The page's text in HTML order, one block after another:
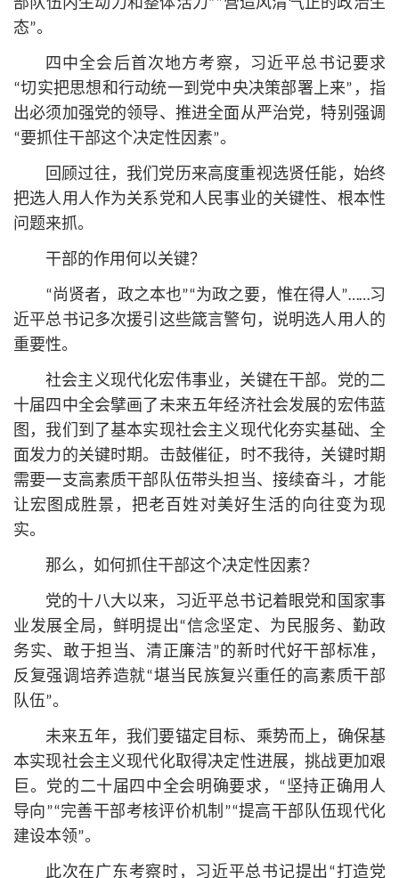
部队伍内生动力和整体活力”“营造风清气正的政治生
态”。
四中全会后首次地方考察，习 近平总 书记要求
“切实把思想和行动统一到党中央决策部署上来”，指
出必须加强党的领导、推进全面从严治党，特别强调
“要抓住干部这个决定性因素”。
回顾过往，我们党历来高度重视选贤任能，始终
把选人用人作为关系党和人民事业的关键性、根本性
问题来抓。
干部的作用何以关键？
“尚贤者，政之本也”“为政之要，惟在得人”……习
近平总书记多次援引这些箴言警句，说明选人用人的
重要性。
社会主义现代化宏伟事业，关键在干部。党的二
十届四中全会擘画了未来五年经济社会发展的宏伟蓝
图，我们到了基本实现社会主义现代化夯实基础、全
面发力的关键时期。击鼓催征，时不我待，关键时期
需要一支高素质干部队伍带头担当、接续奋斗，才能
让宏图成胜景，把老百姓对美好生活的向往变为现
实。
那么，如何抓住干部这个决定性因素？
党的十八大以来，习近平总书记着眼党和国家事
业发展全局，鲜明提出“信念坚定、为民服务、勤政
务实、敢于担当、清正廉洁”的新时代好干部标准，
反复强调培养造就“堪当民族复兴重任的高素质干部
队伍”。
未来五年，我们要锚定目标、乘势而上，确保基
本实现社会主义现代化取得决定性进展，挑战更加艰
巨。党的二十届四中全会明确要求，“坚持正确用人
导向”“完善干部考核评价机制”“提高干部队伍现代化
建设本领”。
此次在广东考察时，习 近平总书记提出“打造党